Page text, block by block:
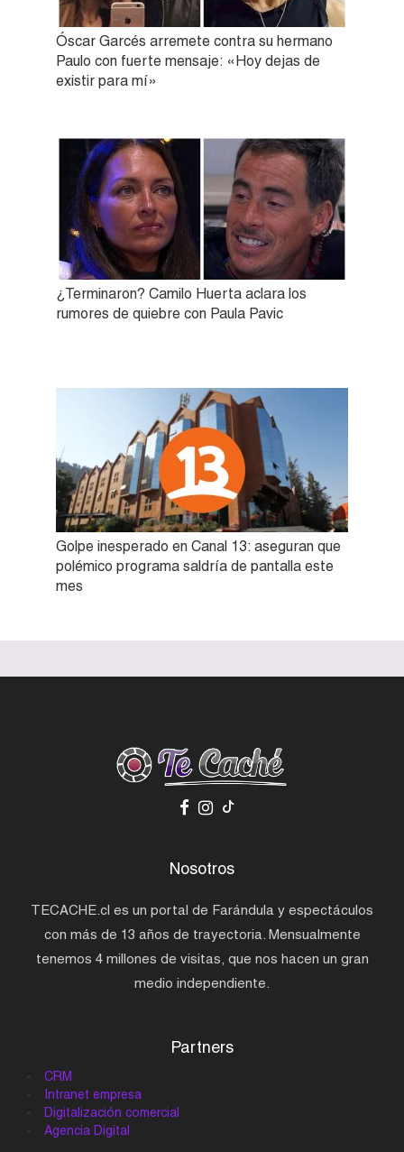
Óscar Garcés arremete contra su hermano
Paulo con fuerte mensaje: «Hoy dejas de
existir para mí»
¿Terminaron? Camilo Huerta aclara los
rumores de quiebre con Paula Pavic
Golpe inesperado en Canal 13: aseguran que
polémico programa saldría de pantalla este
mes
Nosotros
TECACHE.cl es un portal de Farándula y espectáculos
con más de 13 años de trayectoria. Mensualmente
tenemos 4 millones de visitas, que nos hacen un gran
medio independiente.
Partners
CRM
Intranet empresa
Digitalización comercial
Agencia Digital